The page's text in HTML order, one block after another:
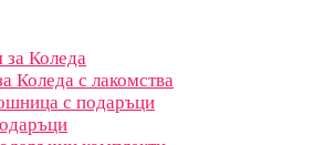
за Коледа
Коледа с лакомства
с подаръци